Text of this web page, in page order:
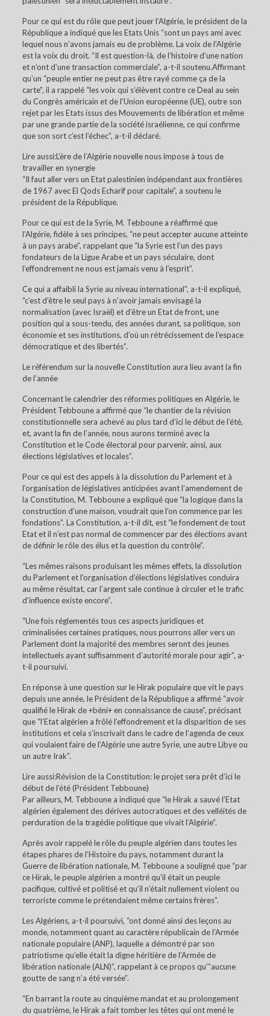
Pour ce qui est du rôle que peut jouer l’Algérie, le président de la
République a indiqué que les Etats Unis “sont un pays ami avec
lequel nous n’avons jamais eu de problème. La voix de l’Algérie
est la voix du droit. “Il est question-là, de l’histoire d’une nation
et n’ont d’une transaction commerciale”, a-t-il soutenu.Affirmant
qu’un “peuple entier ne peut pas être rayé comme ça de la
carte”, il a rappelé “les voix qui s’élèvent contre ce Deal au sein
du Congrès américain et de l’Union européenne (UE), outre son
rejet par les Etats issus des Mouvements de libération et même
par une grande partie de la société israélienne, ce qui confirme
que son sort c’est l’échec”, a-t-il déclaré.
Lire aussi:L’ère de l’Algérie nouvelle nous impose à tous de
travailler en synergie
“Il faut aller vers un Etat palestinien indépendant aux frontières
de 1967 avec El Qods Echarif pour capitale”, a soutenu le
président de la République.
Pour ce qui est de la Syrie, M. Tebboune a réaffirmé que
l’Algérie, fidèle à ses principes, “ne peut accepter aucune atteinte
à un pays arabe”, rappelant que “la Syrie est l’un des pays
fondateurs de la Ligue Arabe et un pays séculaire, dont
l’effondrement ne nous est jamais venu à l’esprit”.
Ce qui a affaibli la Syrie au niveau international”, a-t-il expliqué,
“c’est d’être le seul pays à n’avoir jamais envisagé la
normalisation (avec Israël) et d’être un Etat de front, une
position qui a sous-tendu, des années durant, sa politique, son
économie et ses institutions, d’où un rétrécissement de l’espace
démocratique et des libertés”.
Le référendum sur la nouvelle Constitution aura lieu avant la fin
de l’année
Concernant le calendrier des réformes politiques en Algérie, le
Président Tebboune a affirmé que “le chantier de la révision
constitutionnelle sera achevé au plus tard d’ici le début de l’été,
et, avant la fin de l’année, nous aurons terminé avec la
Constitution et le Code électoral pour parvenir, ainsi, aux
élections législatives et locales”.
Pour ce qui est des appels à la dissolution du Parlement et à
l’organisation de législatives anticipées avant l’amendement de
la Constitution, M. Tebboune a expliqué que “la logique dans la
construction d’une maison, voudrait que l’on commence par les
fondations”. La Constitution, a-t-il dit, est “le fondement de tout
Etat et il n’est pas normal de commencer par des élections avant
de définir le rôle des élus et la question du contrôle”.
“Les mêmes raisons produisant les mêmes effets, la dissolution
du Parlement et l’organisation d’élections législatives conduira
au même résultat, car l’argent sale continue à circuler et le trafic
d’influence existe encore”.
“Une fois réglementés tous ces aspects juridiques et
criminalisées certaines pratiques, nous pourrons aller vers un
Parlement dont la majorité des membres seront des jeunes
intellectuels ayant suffisamment d’autorité morale pour agir”, a-
t-il poursuivi.
En réponse à une question sur le Hirak populaire que vit le pays
depuis une année, le Président de la République a affirmé “avoir
qualifié le Hirak de +béni+ en connaissance de cause”, précisant
que “l’Etat algérien a frôlé l’effondrement et la disparition de ses
institutions et cela s’inscrivait dans le cadre de l’agenda de ceux
qui voulaient faire de l’Algérie une autre Syrie, une autre Libye ou
un autre Irak”.
Lire aussi:Révision de la Constitution: le projet sera prêt d’ici le
début de l’été (Président Tebboune)
Par ailleurs, M. Tebboune a indiqué que “le Hirak a sauvé l’Etat
algérien également des dérives autocratiques et des velléités de
perduration de la tragédie politique que vivait l’Algérie”.
Après avoir rappelé le rôle du peuple algérien dans toutes les
étapes phares de l’Histoire du pays, notamment durant la
Guerre de libération nationale, M. Tebboune a souligné que “par
ce Hirak, le peuple algérien a montré qu’il était un peuple
pacifique, cultivé et politisé et qu’il n’était nullement violent ou
terroriste comme le prétendaient même certains frères”.
Les Algériens, a-t-il poursuivi, “ont donné ainsi des leçons au
monde, notamment quant au caractère républicain de l’Armée
nationale populaire (ANP), laquelle a démontré par son
patriotisme qu’elle était la digne héritière de l’Armée de
libération nationale (ALN)”, rappelant à ce propos qu'”aucune
goutte de sang n’a été versée”.
“En barrant la route au cinquième mandat et au prolongement
du quatrième, le Hirak a fait tomber les têtes qui ont mené le